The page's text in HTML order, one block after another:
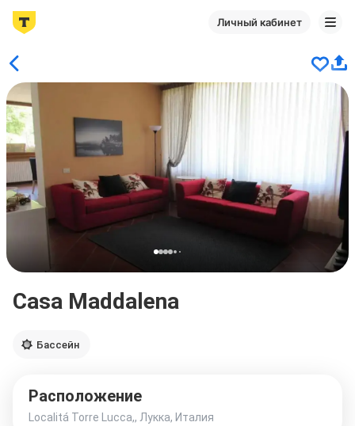
Личный кабинет
Casa Maddalena
Бассейн
Расположение
Localitá Torre Lucca,, Лукка, Италия